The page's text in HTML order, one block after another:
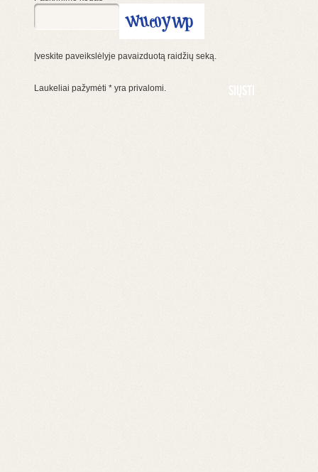
Įveskite paveikslėlyje pavaizduotą raidžių seką.
Laukeliai pažymėti * yra privalomi.